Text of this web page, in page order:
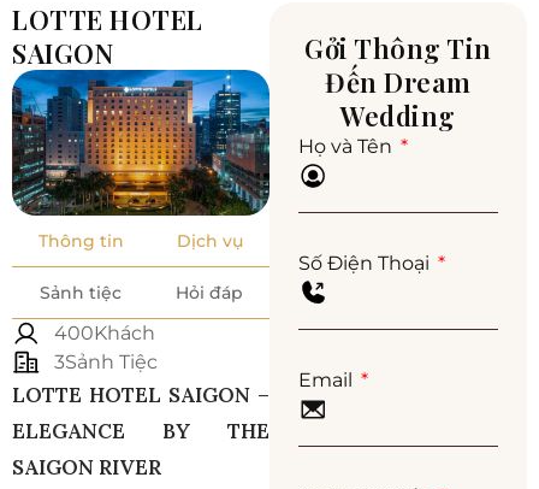
LOTTE HOTEL
SAIGON
Thông tin Dịch vụ
Sảnh tiệc Hỏi đáp
400Khách
3Sảnh Tiệc
LOTTE HOTEL SAIGON –
ELEGANCE BY THE
SAIGON RIVER
Gởi Thông Tin
Đến Dream
Wedding
Họ và Tên
Số Điện Thoại
Email